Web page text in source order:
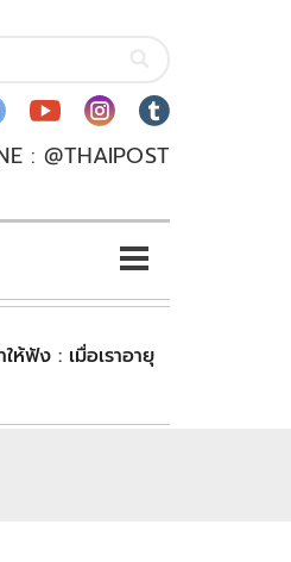
: @THAIPOST
ให้ฟัง : เมื่อเราอายุ